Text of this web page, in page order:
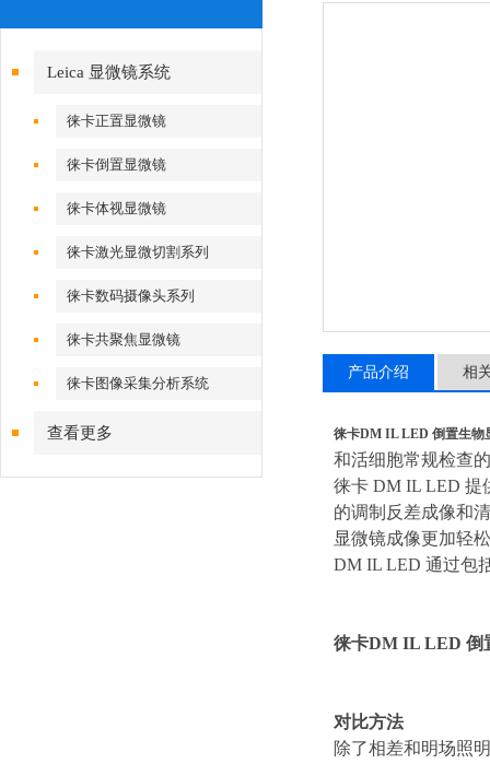
Leica 显微镜系统
徕卡正置显微镜
徕卡倒置显微镜
徕卡体视显微镜
徕卡激光显微切割系列
徕卡数码摄像头系列
徕卡共聚焦显微镜
徕卡图像采集分析系统
查看更多
产品介绍 相
徕卡DM IL LED 倒置生物
和活细胞常规检查
徕卡 DM IL LED 提
的调制反差成像和
显微镜成像更加轻
DM IL LED 通过包
徕卡DM IL LED 倒
对比方法
除了相差和明场照